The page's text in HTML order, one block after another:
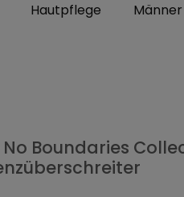
Hautpflege Männer
No Boundaries